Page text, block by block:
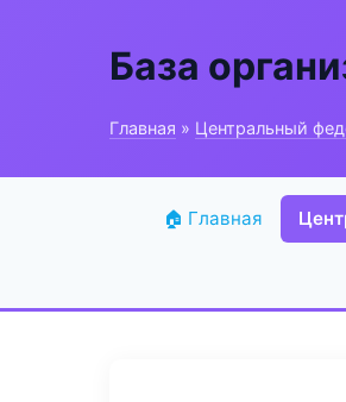
База
Главная » Центральный
🏠 Главная